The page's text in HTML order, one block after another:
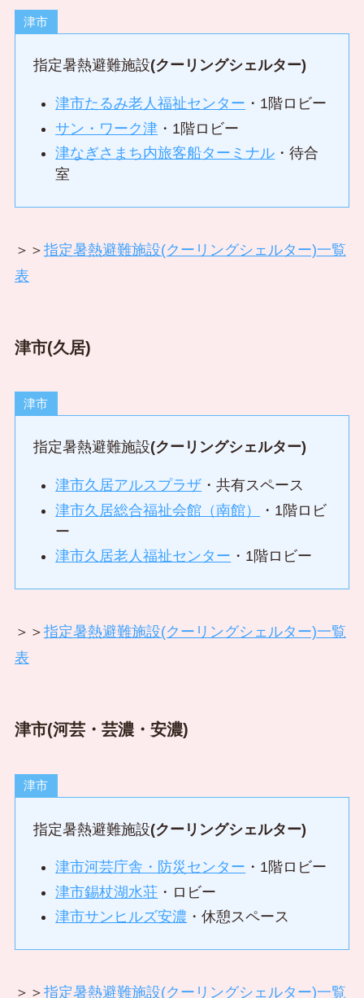
津市
指定暑熱避難施設(クーリングシェルター)
津市たるみ老人福祉センター ・1階ロビー
サン・ワーク津 ・1階ロビー
津なぎさまち内旅客船ターミナル ・待合
室
＞＞ 指定暑熱避難施設(クーリングシェルター)一覧
表
津市(久居)
津市
指定暑熱避難施設(クーリングシェルター)
津市久居アルスプラザ ・共有スペース
津市久居総合福祉会館（南館）
・1階ロビ
ー
津市久居老人福祉センター ・1階ロビー
＞＞ 指定暑熱避難施設(クーリングシェルター)一覧
表
津市(河芸・芸濃・安濃)
津市
指定暑熱避難施設(クーリングシェルター)
津市河芸庁舎・防災センター ・1階ロビー
津市錫杖湖水荘 ・ロビー
津市サンヒルズ安濃 ・休憩スペース
＞＞ 指定暑熱避難施設(クーリングシェルター)一覧